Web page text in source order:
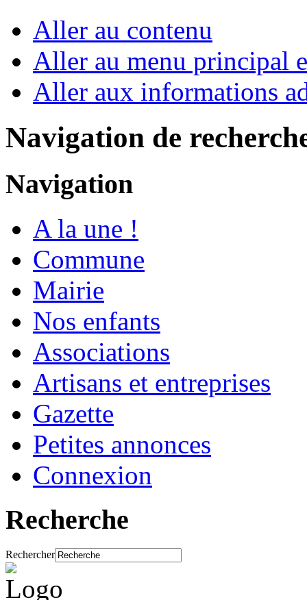
Aller au contenu
Aller au menu principal
Aller aux informations
Navigation de
Navigation
A la une !
Commune
Mairie
Nos enfants
Associations
Artisans et entreprises
Gazette
Petites annonces
Connexion
Recherche
Rechercher